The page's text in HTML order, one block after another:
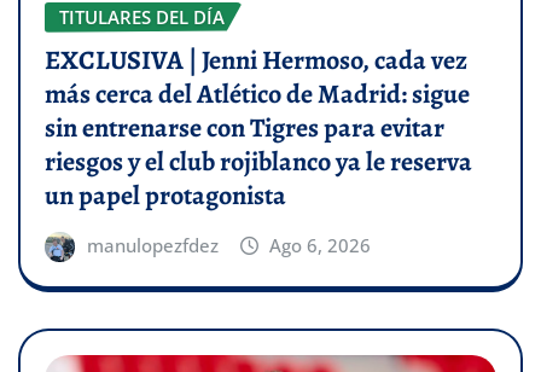
TITULARES DEL DÍA
EXCLUSIVA | Jenni Hermoso, cada vez
más cerca del Atlético de Madrid: sigue
sin entrenarse con Tigres para evitar
riesgos y el club rojiblanco ya le reserva
un papel protagonista
manulopezfdez Ago 6, 2026